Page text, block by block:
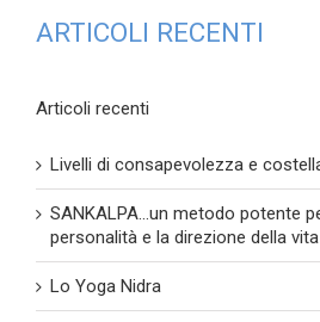
ARTICOLI RECENTI
Articoli recenti
Livelli di consapevolezza e
SANKALPA…un metodo potente
personalità e la direzione della
Lo Yoga Nidra